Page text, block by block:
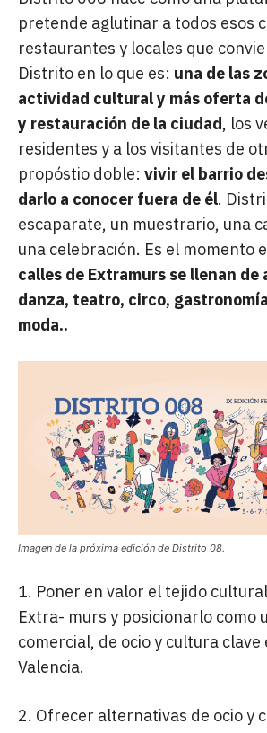
pretende aglutinar a todos esos
restaurantes y locales que
Distrito en lo que es: una de las
actividad cultural y más oferta
y restauración de la ciudad, los
residentes y a los visitantes de
propóstio doble: vivir el barrio
darlo a conocer fuera de él.
escaparate, un muestrario, una
una celebración. Es el momento
calles de Extramurs se llenan de
danza, teatro, circo,
moda..
Imagen de la próxima edición de Distrito 08.
1. Poner en valor el tejido
Extra- murs y posicionarlo como
comercial, de ocio y cultura clave
Valencia.
2. Ofrecer alternativas de ocio y